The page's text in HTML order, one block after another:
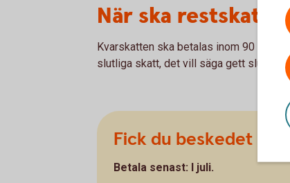
När ska restskatten
Kvarskatten ska betalas inom 90
slutliga skatt, det vill säga gett
Fick du beskedet i
Betala senast: I juli.